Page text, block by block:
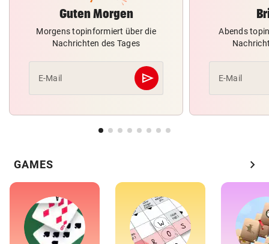
Guten Morgen
Morgens topinformiert über die
Nachrichten des Tages
E-Mail send
Abschicken
Abends
E-Mail
GAMES chevron_right